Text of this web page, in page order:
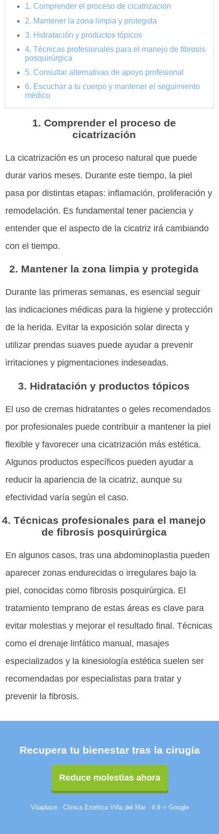
1. Comprender el proceso de cicatrización
2. Mantener la zona limpia y protegida
3. Hidratación y productos tópicos
4. Técnicas profesionales para el manejo de fibrosis
posquirúrgica
5. Consultar alternativas de apoyo profesional
6. Escuchar a tu cuerpo y mantener el seguimiento
médico
1. Comprender el proceso de
cicatrización
La cicatrización es un proceso natural que puede
durar varios meses. Durante este tiempo, la piel
pasa por distintas etapas: inflamación, proliferación y
remodelación. Es fundamental tener paciencia y
entender que el aspecto de la cicatriz irá cambiando
con el tiempo.
2. Mantener la zona limpia y protegida
Durante las primeras semanas, es esencial seguir
las indicaciones médicas para la higiene y protección
de la herida. Evitar la exposición solar directa y
utilizar prendas suaves puede ayudar a prevenir
irritaciones y pigmentaciones indeseadas.
3. Hidratación y productos tópicos
El uso de cremas hidratantes o geles recomendados
por profesionales puede contribuir a mantener la piel
flexible y favorecer una cicatrización más estética.
Algunos productos específicos pueden ayudar a
reducir la apariencia de la cicatriz, aunque su
efectividad varía según el caso.
4. Técnicas profesionales para el manejo
de fibrosis posquirúrgica
En algunos casos, tras una abdominoplastia pueden
aparecer zonas endurecidas o irregulares bajo la
piel, conocidas como fibrosis posquirúrgica. El
tratamiento temprano de estas áreas es clave para
evitar molestias y mejorar el resultado final. Técnicas
como el drenaje linfático manual, masajes
especializados y la kinesiología estética suelen ser
recomendadas por especialistas para tratar y
prevenir la fibrosis.
Recupera tu bienestar tras la cirugía
Reduce molestias ahora
Vitaplace · Clínica Estética Viña del Mar · 4.9 ⭐ Google